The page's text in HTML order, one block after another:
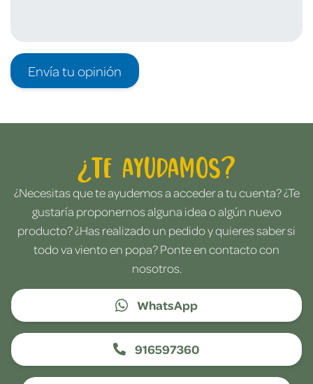
Envía tu opinión
¿Te ayudamos?
¿Necesitas que te ayudemos a acceder a tu cuenta? ¿Te
gustaría proponernos alguna idea o algún nuevo
producto? ¿Has realizado un pedido y quieres saber si
todo va viento en popa? Ponte en contacto con
nosotros.
WhatsApp
916597360